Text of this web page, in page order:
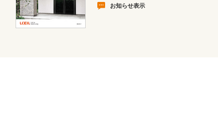
お知らせ表示